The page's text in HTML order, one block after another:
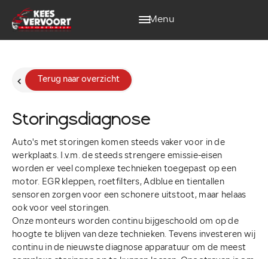
Menu
Aanbod
Diensten
Werkplaats
Vacatures
Terug naar overzicht
Storingsdiagnose
Auto's met storingen komen steeds vaker voor in de
werkplaats. I.v.m. de steeds strengere emissie-eisen
worden er veel complexe technieken toegepast op een
motor. EGR kleppen, roetfilters, Adblue en tientallen
sensoren zorgen voor een schonere uitstoot, maar helaas
ook voor veel storingen.
Onze monteurs worden continu bijgeschoold om op de
hoogte te blijven van deze technieken. Tevens investeren wij
continu in de nieuwste diagnose apparatuur om de meest